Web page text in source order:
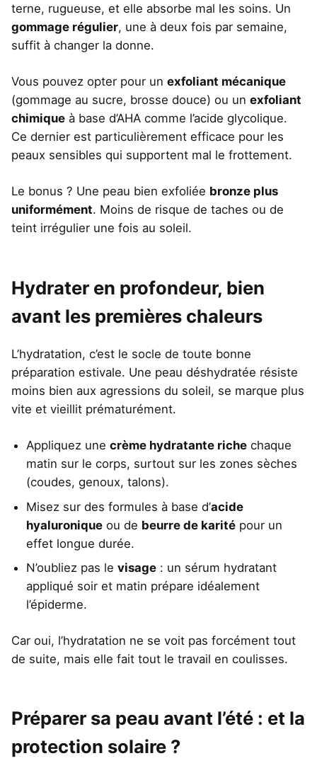
terne, rugueuse, et elle absorbe mal les soins. Un
gommage régulier, une à deux fois par semaine,
suffit à changer la donne.
Vous pouvez opter pour un exfoliant mécanique
(gommage au sucre, brosse douce) ou un exfoliant
chimique à base d’AHA comme l’acide glycolique.
Ce dernier est particulièrement efficace pour les
peaux sensibles qui supportent mal le frottement.
Le bonus ? Une peau bien exfoliée bronze plus
uniformément. Moins de risque de taches ou de
teint irrégulier une fois au soleil.
Hydrater en profondeur, bien
avant les premières chaleurs
L’hydratation, c’est le socle de toute bonne
préparation estivale. Une peau déshydratée résiste
moins bien aux agressions du soleil, se marque plus
vite et vieillit prématurément.
Appliquez une crème hydratante riche chaque
matin sur le corps, surtout sur les zones sèches
(coudes, genoux, talons).
Misez sur des formules à base d’acide
hyaluronique ou de beurre de karité pour un
effet longue durée.
N’oubliez pas le visage : un sérum hydratant
appliqué soir et matin prépare idéalement
l’épiderme.
Car oui, l’hydratation ne se voit pas forcément tout
de suite, mais elle fait tout le travail en coulisses.
Préparer sa peau avant l’été : et la
protection solaire ?